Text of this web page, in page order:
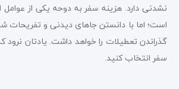
نشدنی دارد. هزینه سفر به دوحه یکی از
است؛ اما با دانستن جاهای دیدنی و تفریحات
گذراندن تعطیلات را خواهد داشت. یادتان نرود
سفر انتخاب کنید.